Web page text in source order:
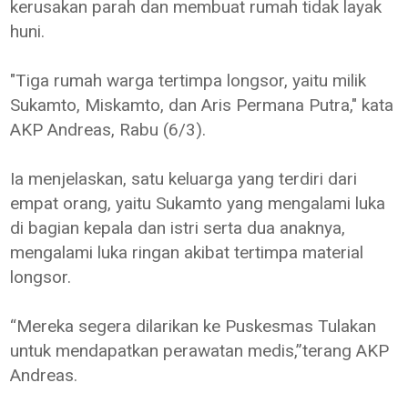
kerusakan parah dan membuat rumah tidak layak
huni.
"Tiga rumah warga tertimpa longsor, yaitu milik
Sukamto, Miskamto, dan Aris Permana Putra," kata
AKP Andreas, Rabu (6/3).
Ia menjelaskan, satu keluarga yang terdiri dari
empat orang, yaitu Sukamto yang mengalami luka
di bagian kepala dan istri serta dua anaknya,
mengalami luka ringan akibat tertimpa material
longsor.
“Mereka segera dilarikan ke Puskesmas Tulakan
untuk mendapatkan perawatan medis,”terang AKP
Andreas.